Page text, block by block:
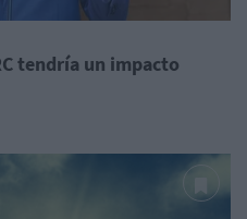
tendría un impacto